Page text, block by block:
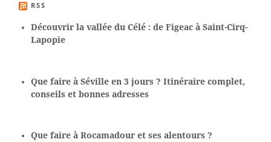
RSS
Découvrir la vallée du Célé : de Figeac à Saint-Cirq-
Lapopie
Que faire à Séville en 3 jours ? Itinéraire complet,
conseils et bonnes adresses
Que faire à Rocamadour et ses alentours ?